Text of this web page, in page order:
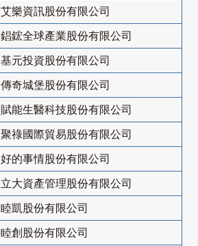
艾樂資訊股份有限公司
錩鋐全球產業股份有限公司
基元投資股份有限公司
傳奇城堡股份有限公司
賦能生醫科技股份有限公司
聚祿國際貿易股份有限公司
好的事情股份有限公司
立大資產管理股份有限公司
睦凱股份有限公司
睦創股份有限公司